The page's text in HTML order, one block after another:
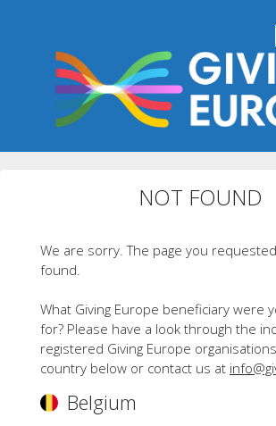
NOT FOUND
We are sorry. The page you
found.
What Giving Europe beneficiary were
for? Please have a look through the
registered Giving Europe
country below or contact us at
Belgium